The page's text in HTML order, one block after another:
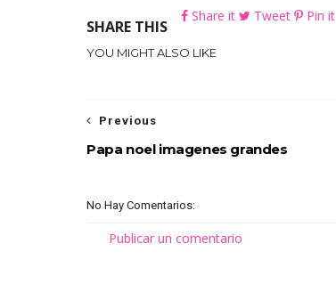
SHARE THIS
Share it Tweet Pin it
YOU MIGHT ALSO LIKE
Previous
Papa noel imagenes grandes
No Hay Comentarios:
Publicar un comentario